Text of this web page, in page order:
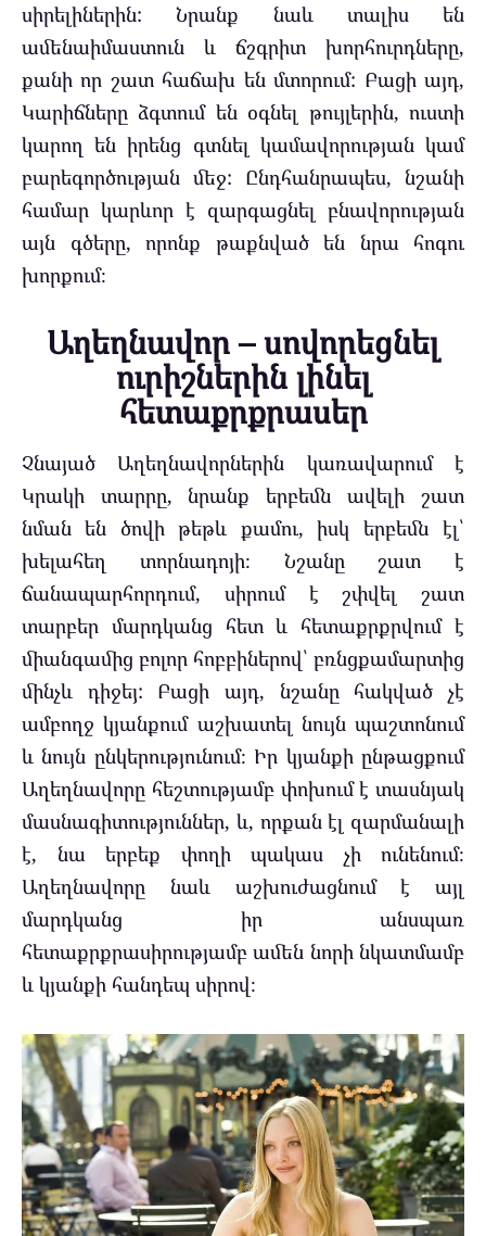
սիրելիներին: Նրանք նաև տալիս են
ամենաիմաստուն և ճշգրիտ խորհուրդները,
քանի որ շատ հաճախ են մտորում: Բացի այդ,
Կարիճները ձգտում են օգնել թույլերին, ուստի
կարող են իրենց գտնել կամավորության կամ
բարեգործության մեջ: Ընդհանրապես, նշանի
համար կարևոր է զարգացնել բնավորության
այն գծերը, որոնք թաքնված են նրա հոգու
խորքում։
Աղեղնավոր – սովորեցնել
ուրիշներին լինել
հետաքրքրասեր
Չնայած Աղեղնավորներին կառավարում է
Կրակի տարրը, նրանք երբեմն ավելի շատ
նման են ծովի թեթև քամու, իսկ երբեմն էլ՝
խելահեղ տորնադոյի։ Նշանը շատ է
ճանապարհորդում, սիրում է շփվել շատ
տարբեր մարդկանց հետ և հետաքրքրվում է
միանգամից բոլոր հոբբիներով՝ բռնցքամարտից
մինչև դիջեյ: Բացի այդ, նշանը հակված չէ
ամբողջ կյանքում աշխատել նույն պաշտոնում
և նույն ընկերությունում։ Իր կյանքի ընթացքում
Աղեղնավորը հեշտությամբ փոխում է տասնյակ
մասնագիտություններ, և, որքան էլ զարմանալի
է, նա երբեք փողի պակաս չի ունենում։
Աղեղնավորը նաև աշխուժացնում է այլ
մարդկանց իր անսպառ
հետաքրքրասիրությամբ ամեն նորի նկատմամբ
և կյանքի հանդեպ սիրով։